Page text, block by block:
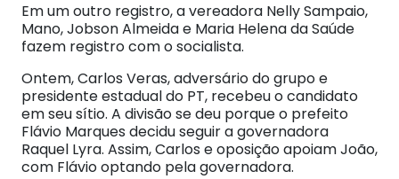
Em um outro registro, a vereadora Nelly Sampaio,
Mano, Jobson Almeida e Maria Helena da Saúde
fazem registro com o socialista.
Ontem, Carlos Veras, adversário do grupo e
presidente estadual do PT, recebeu o candidato
em seu sítio. A divisão se deu porque o prefeito
Flávio Marques decidu seguir a governadora
Raquel Lyra. Assim, Carlos e oposição apoiam João,
com Flávio optando pela governadora.